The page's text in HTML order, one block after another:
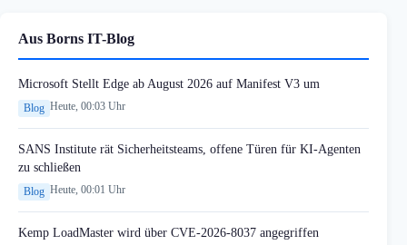
Aus Borns IT-Blog
Microsoft Stellt Edge ab August 2026 auf Manifest V3 um
Blog Heute, 00:03 Uhr
SANS Institute rät Sicherheitsteams, offene Türen für KI-Agenten
zu schließen
Blog Heute, 00:01 Uhr
Kemp LoadMaster wird über CVE-2026-8037 angegriffen